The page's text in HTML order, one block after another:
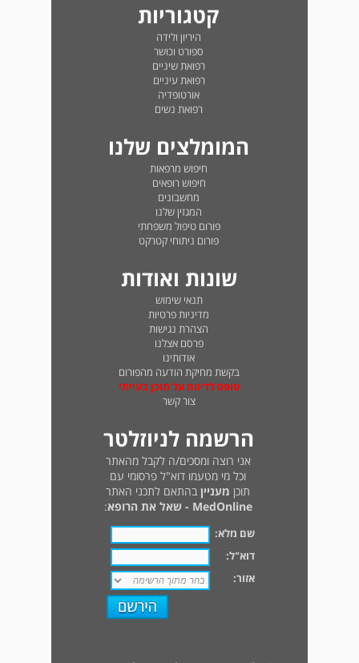
קטגוריות
היריון ולידה
ספורט וכושר
רפואת שיניים
רפואת עיניים
אורטופדיה
רפואת נשים
המומלצים שלנו
חיפוש מרפאות
חיפוש רופאים
מחשבונים
המגזין שלנו
פורום טיפול משפחתי
פורום ניתוחי קטרקט
שונות ואודות
תנאי שימוש
מדיניות פרטיות
הצהרת נגישות
פרסם אצלנו
אודותינו
בקשת מחיקת הודעה מהפורום
טופס לדיווח על תוכן בעייתי
צור קשר
הרשמה לניוזלטר
אני רוצה ומסכים/ה לקבל מהאתר
וכל מי מטעמו דוא"ל פרסומי עם
תוכן מעניין בהתאם לתכני האתר
MedOnline - שאל את הרופא
:
שם מלא:
דוא"ל:
אזור: